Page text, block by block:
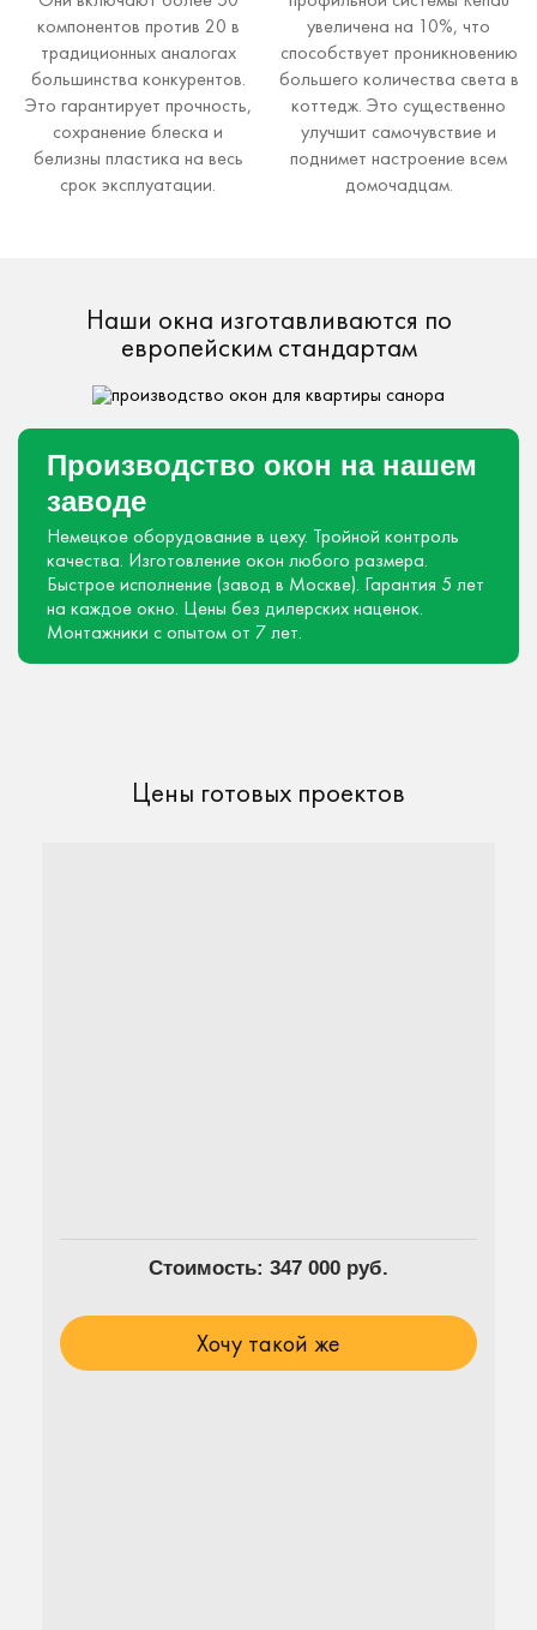
компонентов против 20 в
традиционных аналогах
большинства конкурентов.
Это гарантирует прочность,
сохранение блеска и
белизны пластика на весь
срок эксплуатации.
увеличена на 10%, что
способствует проникновению
большего количества света в
коттедж. Это существенно
улучшит самочувствие и
поднимет настроение всем
домочадцам.
Наши окна изготавливаются по
европейским стандартам
Производство окон на нашем
заводе
Немецкое оборудование в цеху. Тройной контроль
качества. Изготовление окон любого размера.
Быстрое исполнение (завод в Москве). Гарантия 5 лет
на каждое окно. Цены без дилерских наценок.
Монтажники с опытом от 7 лет.
Цены готовых проектов
Стоимость: 347 000 руб.
Хочу такой же